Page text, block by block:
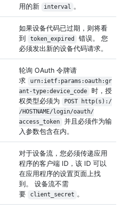
用的新
interval 。
如果设备代码已过期，则将看
到
token_expired
错误。 您
必须发出新的设备代码请求。
轮询 OAuth 令牌请
求
urn:ietf:params:oauth:gr
ant-type:device_ code
时，授
权类型必须为
POST http(s):/
/HOSTNAME/login/oauth/
access_token
并且必须作为输
入参数包含在内。
对于设备流，您必须传递应用
程序的客户端 ID，该 ID 可以
在应用程序的设置页面上找
到。 设备流不需
要
client_secret 。